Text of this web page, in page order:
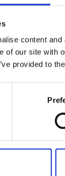
content
of our site with
provided to
Elfenben